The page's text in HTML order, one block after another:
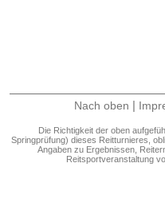
Nach oben |
Die Richtigkeit der oben
Springprüfung) dieses Reitturnieres,
Angaben zu Ergebnissen,
Reitsportveranstaltung